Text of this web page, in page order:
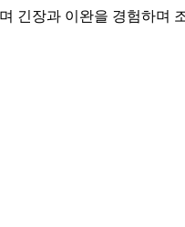
긴장과 이완을 경험하며